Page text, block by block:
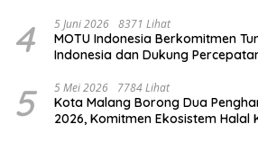
4 5 Juni 2026 8371 Lihat
MOTU Indonesia Berkomitmen
Indonesia dan Dukung
5 5 Mei 2026 7784 Lihat
Kota Malang Borong Dua
2026, Komitmen Ekosistem Halal